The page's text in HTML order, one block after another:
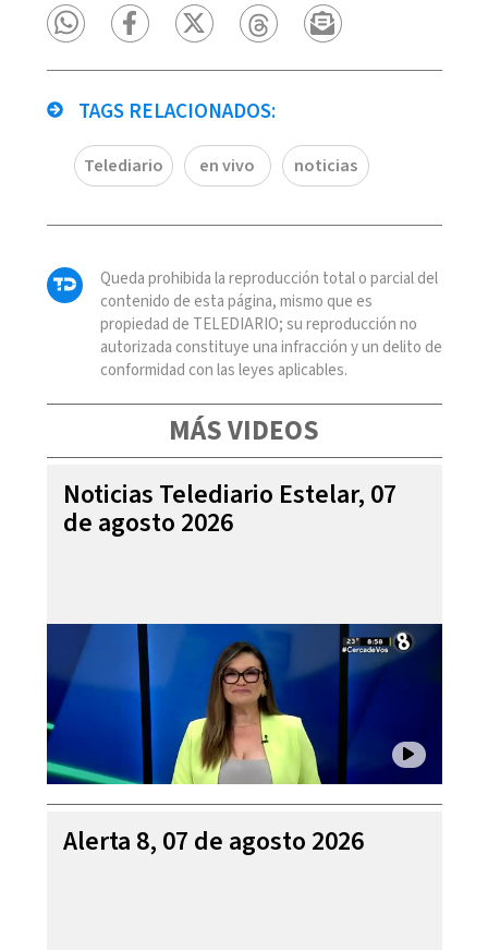
TAGS RELACIONADOS:
Telediario en vivo noticias
Queda prohibida la reproducción total o parcial del
contenido de esta página, mismo que es
propiedad de TELEDIARIO; su reproducción no
autorizada constituye una infracción y un delito de
conformidad con las leyes aplicables.
MÁS VIDEOS
Noticias Telediario Estelar, 07
de agosto 2026
Alerta 8, 07 de agosto 2026